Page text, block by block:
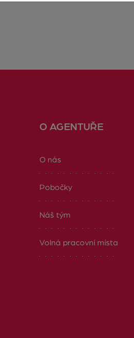
O AGENTUŘE
O nás
Pobočky
Náš tým
Volná pracovní místa